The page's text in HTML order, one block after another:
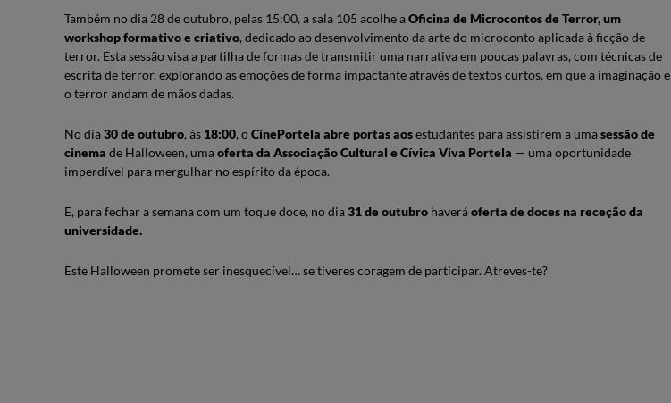
Também no dia 28 de outubro, pelas 15:00, a sala 105 acolhe a ​Oficina de Microcontos de Terror, um
workshop formativo e criativo, dedicado ao desenvolvimento da arte do microconto aplicada à ficção de
terror. Esta sessão visa a partilha de formas de transmitir uma narrativa em poucas palavras, com técnicas de
escrita de terror, explorando as emoções de forma impactante através de textos curtos, em que a imaginação e
o terror andam de mãos dadas.
No dia30 de outubro, às 18:00, oCinePortela abre portas aosestudantes para assistirem a uma ​sessão de
cinema de Halloween, umaoferta da Associação Cultural e Cívica Viva Portela — uma oportunidade
imperdível para mergulhar no espírito da época.
E, para fechar a semana com um toque doce, no dia31 de outubro haveráoferta de doces na receção da
universidade.
Este Halloween promete ser inesquecível… se tiveres coragem de participar. Atreves-te?